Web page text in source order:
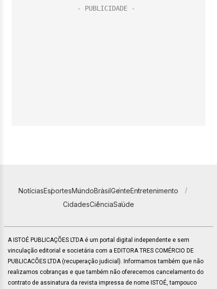
NotíciasEsportesMundoBrasilGenteEntretenimento
CidadesCiênciaSaúde
A ISTOÉ PUBLICAÇÕES LTDA é um portal digital independente e sem
vinculação editorial e societária com a EDITORA TRES COMÉRCIO DE
PUBLICACÕES LTDA (recuperação judicial). Informamos também que não
realizamos cobranças e que também não oferecemos cancelamento do
contrato de assinatura da revista impressa de nome ISTOÉ, tampouco